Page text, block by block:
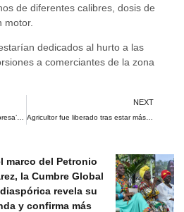
de diferentes calibres, dosis de
motor.
dedicados al hurto a las
a comerciantes de la zona
NEXT
Agricultor fue liberado tras estar más de 80 días privado de la libertad
marco del Petronio
la Cumbre Global
revela su
y confirma más